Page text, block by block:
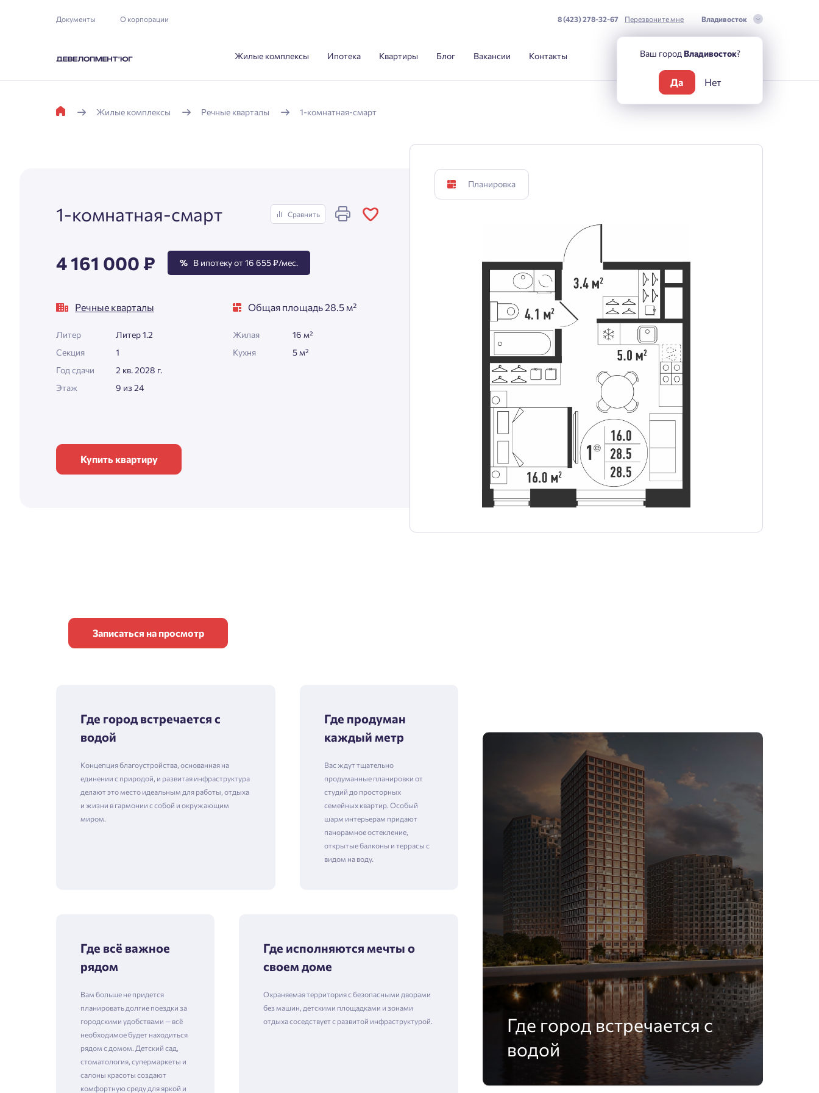
Документы О корпорации 8 (423) 278-32-67 Перезвоните мне Владивосток
Жилые комплексы Ипотека Квартиры Блог Вакансии Контакты
Жилые комплексы Речные кварталы 1-комнатная-смарт
1-комнатная-смарт Сравнить
4 161 000 ₽ % В ипотеку от 16 655 ₽/мес.
Речные кварталы
Литер
Литер 1.2
Секция
1
Год сдачи
2 кв. 2028 г.
Этаж
9 из 24
Общая площадь 28.5 м²
Жилая
16 м²
Кухня
5 м²
Купить квартиру
Планировка
Записаться на просмотр
Где город встречается с
водой
Концепция благоустройства, основанная на
единении с природой, и развитая инфраструктура
делают это место идеальным для работы, отдыха
и жизни в гармонии с собой и окружающим
миром.
Где продуман
каждый метр
Вас ждут тщательно
продуманные планировки от
студий до просторных
семейных квартир. Особый
шарм интерьерам придают
панорамное остекление,
открытые балконы и террасы с
видом на воду.
Где всё важное
рядом
Вам больше не придется
планировать долгие поездки за
городскими удобствами — всё
необходимое будет находиться
рядом с домом. Детский сад,
стоматология, супермаркеты и
салоны красоты создают
комфортную среду для яркой и
Где исполняются мечты о
своем доме
Охраняемая территория с безопасными дворами
без машин, детскими площадками и зонами
отдыха соседствует с развитой инфраструктурой.
Где город встречается с
водой
Ваш город Владивосток?
Да Нет